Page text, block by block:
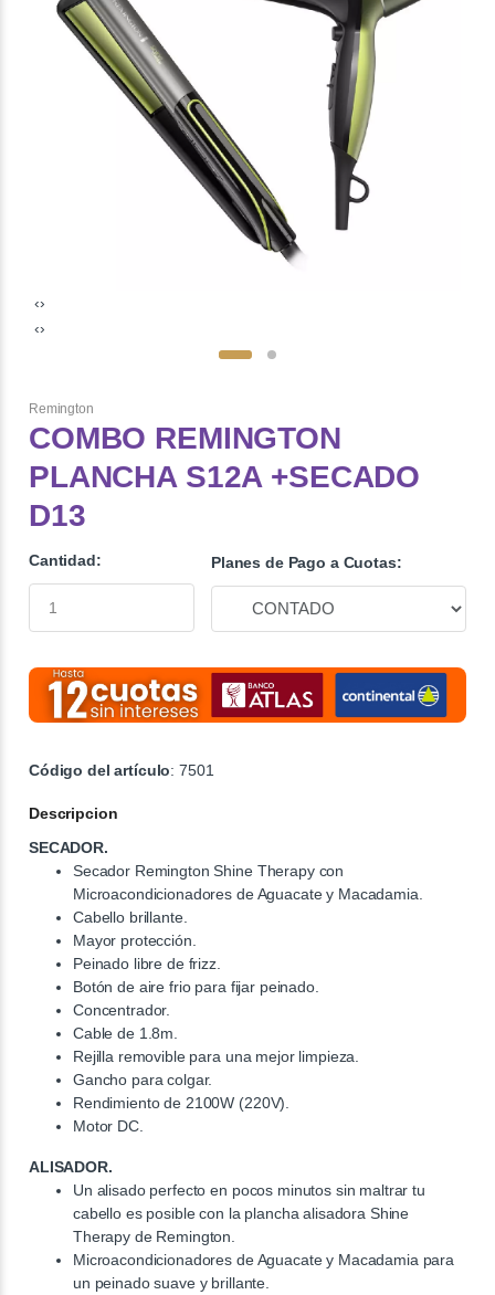
‹›
‹›
Remington
COMBO REMINGTON
PLANCHA S12A +SECADO
D13
Cantidad: Planes de Pago a Cuotas:
Código del artículo: 7501
Descripcion
SECADOR.
Secador Remington Shine Therapy con
Microacondicionadores de Aguacate y Macadamia.
Cabello brillante.
Mayor protección.
Peinado libre de frizz.
Botón de aire frio para fijar peinado.
Concentrador.
Cable de 1.8m.
Rejilla removible para una mejor limpieza.
Gancho para colgar.
Rendimiento de 2100W (220V).
Motor DC.
ALISADOR.
Un alisado perfecto en pocos minutos sin maltrar tu
cabello es posible con la plancha alisadora Shine
Therapy de Remington.
Microacondicionadores de Aguacate y Macadamia para
un peinado suave y brillante.